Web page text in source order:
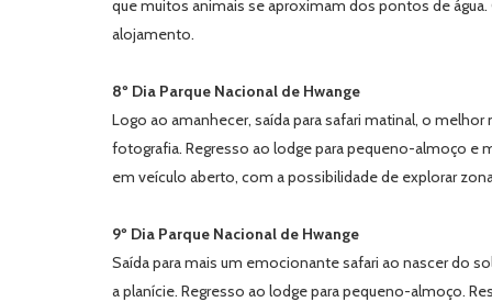
que muitos animais se aproximam dos pontos de
alojamento.
8º Dia Parque Nacional de Hwange
Logo ao amanhecer, saída para safari matinal, o
fotografia. Regresso ao lodge para pequeno-almoço e
em veículo aberto, com a possibilidade de explorar
9º Dia Parque Nacional de Hwange
Saída para mais um emocionante safari ao nascer do
a planície. Regresso ao lodge para pequeno-almoço.